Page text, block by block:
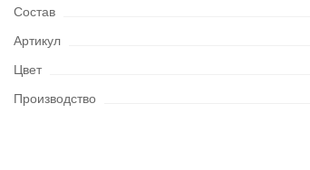
Состав
Артикул
Цвет
Производство